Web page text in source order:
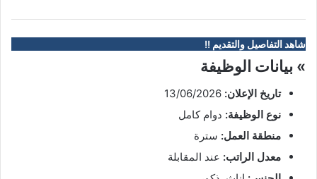
شاهد التفاصيل والتقديم !!
» بيانات الوظيفة
تاريخ الإعلان:
نوع الوظيفة: دوام كامل
منطقة العمل: سترة
معدل الراتب: عند المقابلة